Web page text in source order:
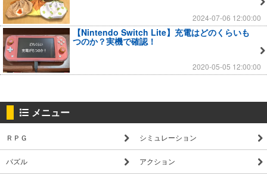
2024-07-06 12:00:00
【Nintendo Switch Lite】充電はどのくらいも
つのか？実機で確認！
2020-05-05 12:00:00
メニュー
ＲＰＧ シミュレーション
パズル アクション